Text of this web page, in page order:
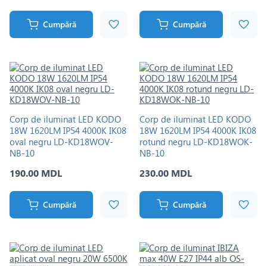
Cumpără Cumpără
Corp de iluminat LED KODO
18W 1620LM IP54 4000K IK08
oval negru LD-KD18WOV-
NB-10
190.00 MDL
Cumpără
Corp de iluminat LED KODO
18W 1620LM IP54 4000K IK08
rotund negru LD-KD18WOK-
NB-10
230.00 MDL
Cumpără